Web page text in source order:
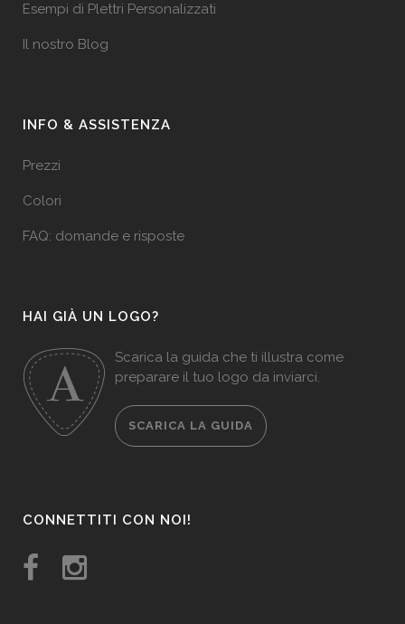
Esempi di Plettri Personalizzati
Il nostro Blog
INFO & ASSISTENZA
Prezzi
Colori
FAQ: domande e risposte
HAI GIÀ UN LOGO?
Scarica la guida che ti illustra come
preparare il tuo logo da inviarci.
SCARICA LA GUIDA
CONNETTITI CON NOI!